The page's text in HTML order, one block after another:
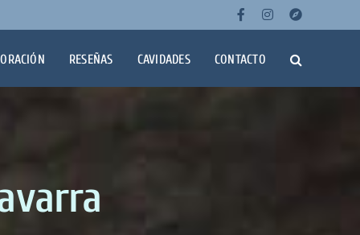
Facebook
RESEÑAS CAVIDADES CONTACTO